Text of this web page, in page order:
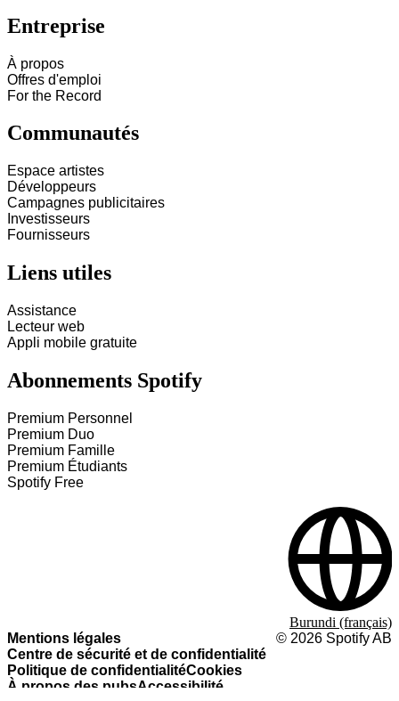
Entreprise
À propos
Offres d'emploi
For the Record
Communautés
Espace artistes
Développeurs
Campagnes publicitaires
Investisseurs
Fournisseurs
Liens utiles
Assistance
Lecteur web
Appli mobile gratuite
Abonnements Spotify
Premium Personnel
Premium Duo
Premium Famille
Premium Étudiants
Spotify Free
Mentions légales
Centre de sécurité et de confidentialité
Politique de confidentialitéCookies
À propos des pubsAccessibilité
© 2026 Spotify AB
Burundi (français)